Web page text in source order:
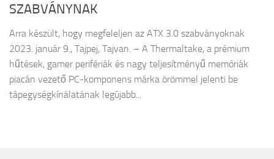
SZABVÁNYNAK
Arra készült, hogy megfeleljen az ATX 3.0 szabványoknak
2023. január 9., Tajpej, Tajvan. – A Thermaltake, a prémium
hűtések, gamer perifériák és nagy teljesítményű memóriák
piacán vezető PC-komponens márka örömmel jelenti be
tápegységkínálatának legújabb...